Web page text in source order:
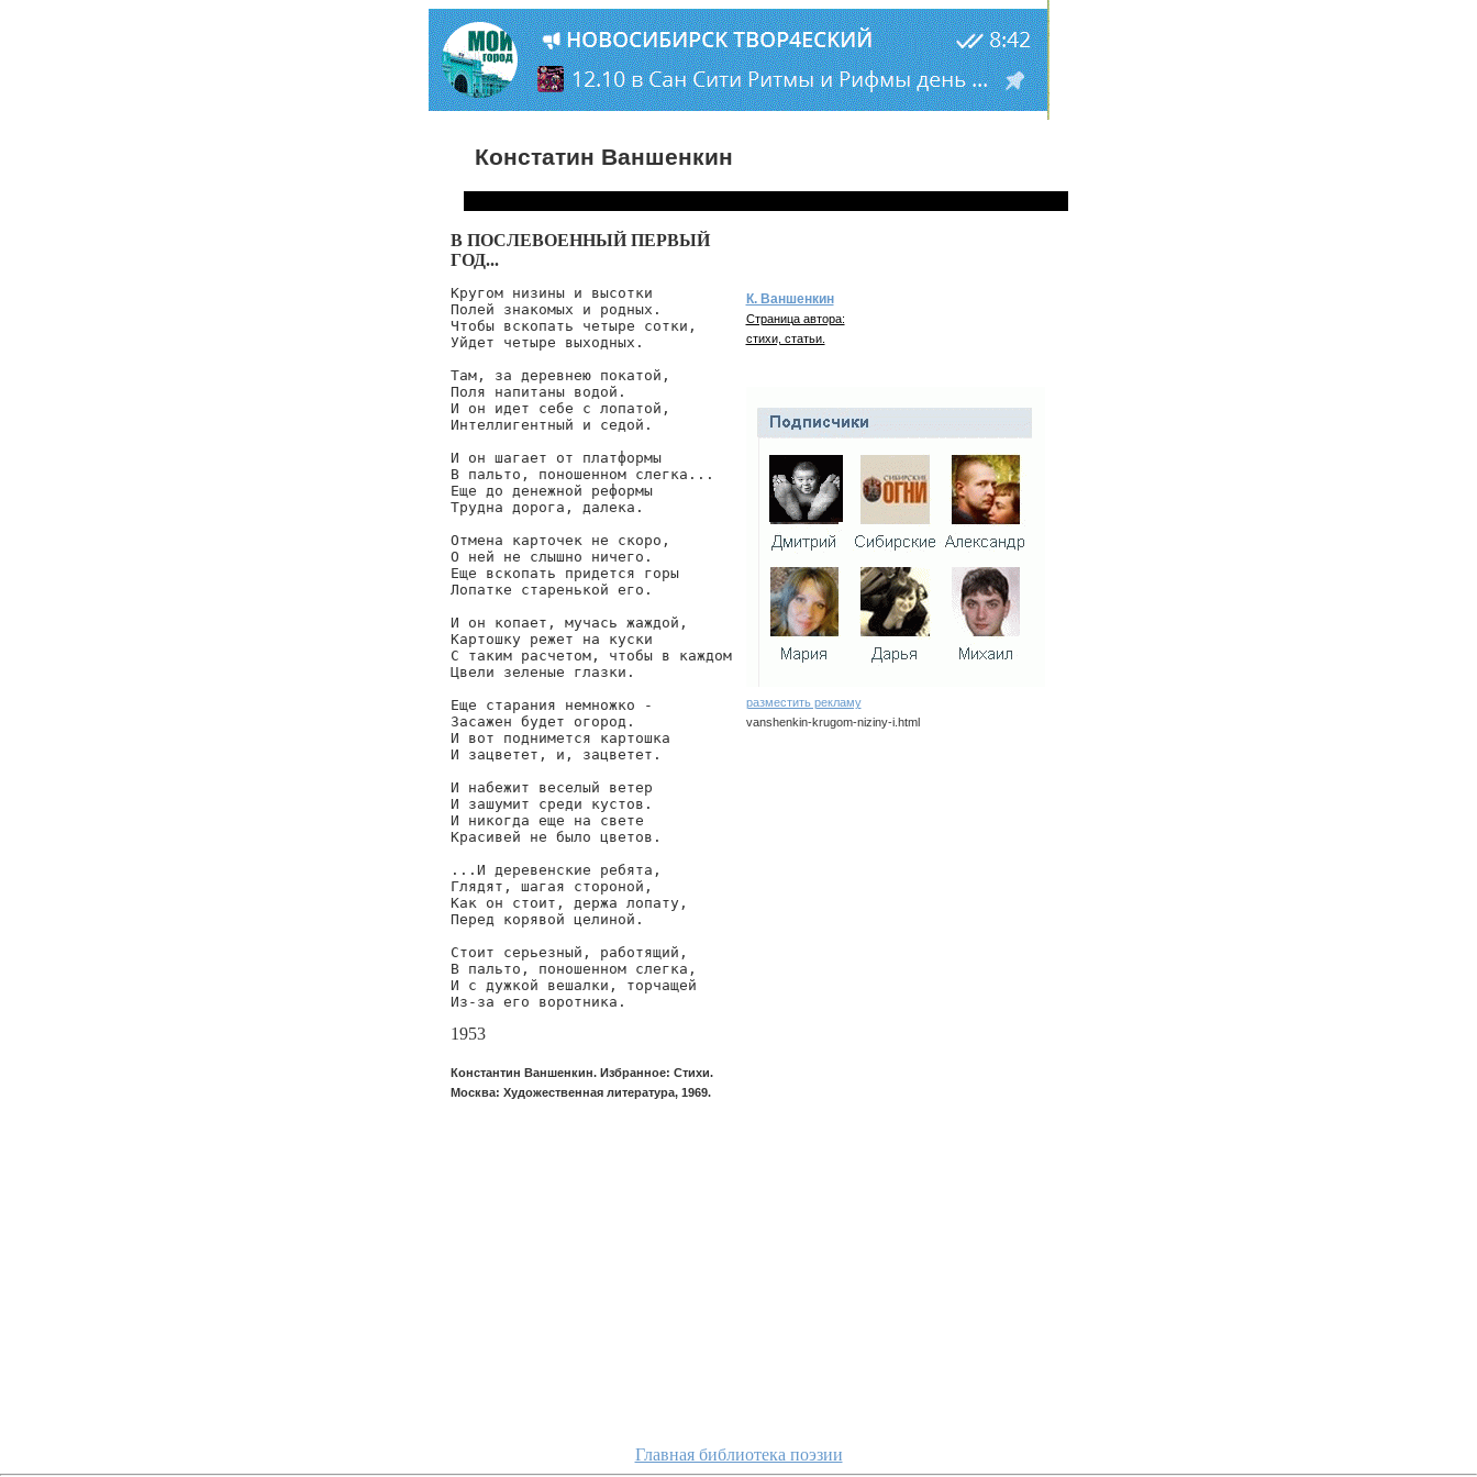
Констатин Ваншенкин
В ПОСЛЕВОЕННЫЙ ПЕРВЫЙ
ГОД...
Кругом низины и высотки
Полей знакомых и родных.
Чтобы вскопать четыре сотки,
Уйдет четыре выходных.
Там, за деревнею покатой,
Поля напитаны водой.
И он идет себе с лопатой,
Интеллигентный и седой.
И он шагает от платформы
В пальто, поношенном слегка...
Еще до денежной реформы
Трудна дорога, далека.
Отмена карточек не скоро,
О ней не слышно ничего.
Еще вскопать придется горы
Лопатке старенькой его.
И он копает, мучась жаждой,
Картошку режет на куски
С таким расчетом, чтобы в каждом
Цвели зеленые глазки.
Еще старания немножко -
Засажен будет огород.
И вот поднимется картошка
И зацветет, и, зацветет.
И набежит веселый ветер
И зашумит среди кустов.
И никогда еще на свете
Красивей не было цветов.
...И деревенские ребята,
Глядят, шагая стороной,
Как он стоит, держа лопату,
Перед корявой целиной.
Стоит серьезный, работящий,
В пальто, поношенном слегка,
И с дужкой вешалки, торчащей
Из-за его воротника.
1953
Константин Ваншенкин. Избранное: Стихи.
Москва: Художественная литература, 1969.
К. Ваншенкин
Страница автора:
стихи, статьи.
разместить рекламу
vanshenkin-krugom-niziny-i.html
Главная библиотека поэзии